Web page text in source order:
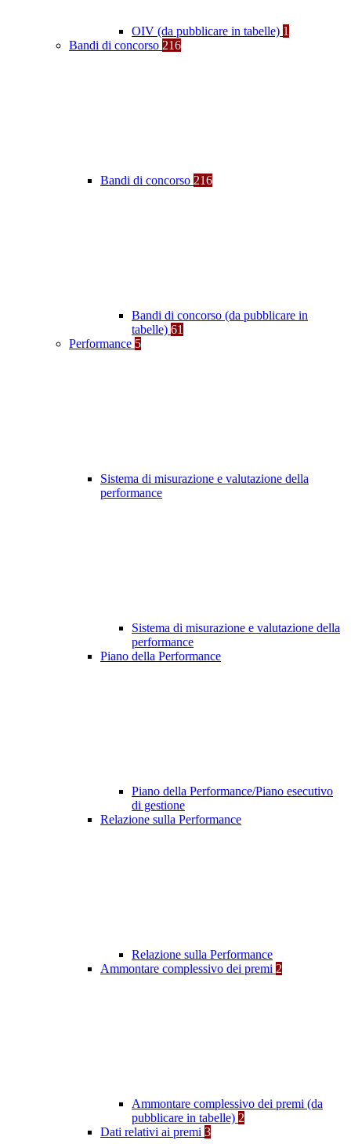
OIV (da pubblicare in tabelle) 1
Bandi di concorso 216
Bandi di concorso 216
Bandi di concorso (da pubblicare in
tabelle) 61
Performance 5
Sistema di misurazione e valutazione della
performance
Sistema di misurazione e valutazione della
performance
Piano della Performance
Piano della Performance/Piano esecutivo
di gestione
Relazione sulla Performance
Relazione sulla Performance
Ammontare complessivo dei premi 2
Ammontare complessivo dei premi (da
pubblicare in tabelle) 2
Dati relativi ai premi 3